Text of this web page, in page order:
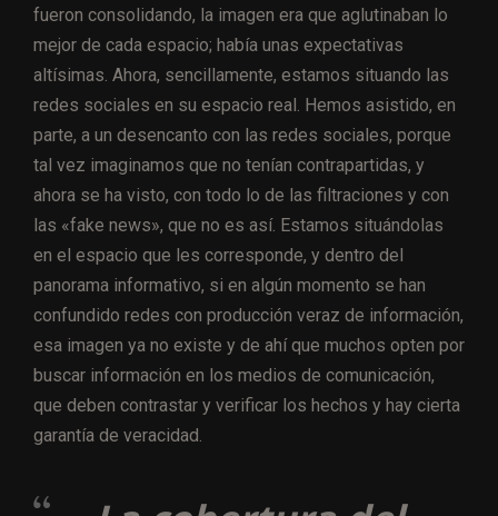
fueron consolidando, la imagen era que aglutinaban lo
mejor de cada espacio; había unas expectativas
altísimas. Ahora, sencillamente, estamos situando las
redes sociales en su espacio real. Hemos asistido, en
parte, a un desencanto con las redes sociales, porque
tal vez imaginamos que no tenían contrapartidas, y
ahora se ha visto, con todo lo de las filtraciones y con
las «fake news», que no es así. Estamos situándolas
en el espacio que les corresponde, y dentro del
panorama informativo, si en algún momento se han
confundido redes con producción veraz de información,
esa imagen ya no existe y de ahí que muchos opten por
buscar información en los medios de comunicación,
que deben contrastar y verificar los hechos y hay cierta
garantía de veracidad.